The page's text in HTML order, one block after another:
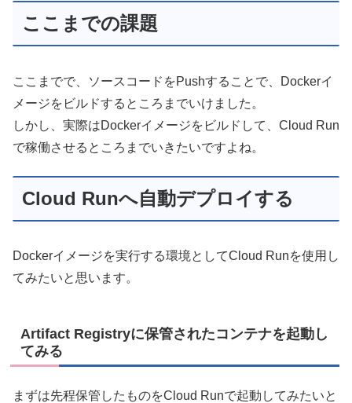
ここまでの課題
ここまでで、ソースコードをPushすることで、Dockerイ
メージをビルドするところまでいけました。
しかし、実際はDockerイメージをビルドして、Cloud Run
で稼働させるところまでいきたいですよね。
Cloud Runへ自動デプロイする
Dockerイメージを実行する環境としてCloud Runを使用し
てみたいと思います。
Artifact Registryに保管されたコンテナを起動し
てみる
まずは先程保管したものをCloud Runで起動してみたいと